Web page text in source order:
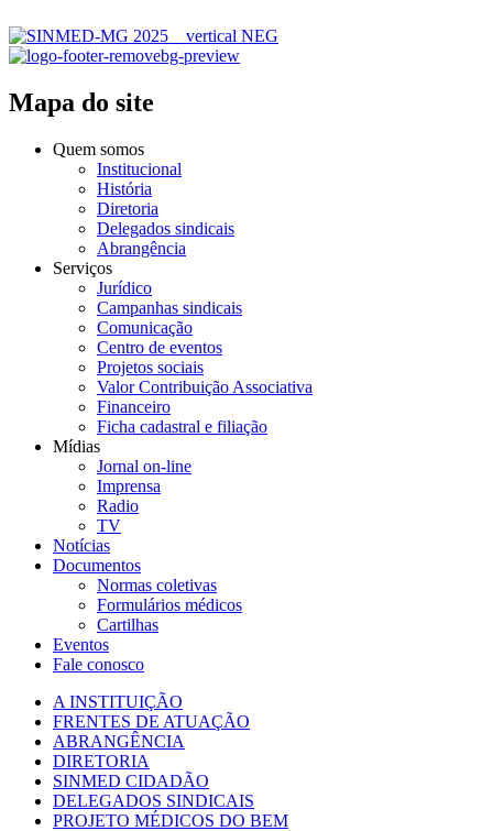
Mapa do site
Quem somos
Institucional
História
Diretoria
Delegados sindicais
Abrangência
Serviços
Jurídico
Campanhas sindicais
Comunicação
Centro de eventos
Projetos sociais
Valor Contribuição Associativa
Financeiro
Ficha cadastral e filiação
Mídias
Jornal on-line
Imprensa
Radio
TV
Notícias
Documentos
Normas coletivas
Formulários médicos
Cartilhas
Eventos
Fale conosco
A INSTITUIÇÃO
FRENTES DE ATUAÇÃO
ABRANGÊNCIA
DIRETORIA
SINMED CIDADÃO
DELEGADOS SINDICAIS
PROJETO MÉDICOS DO BEM